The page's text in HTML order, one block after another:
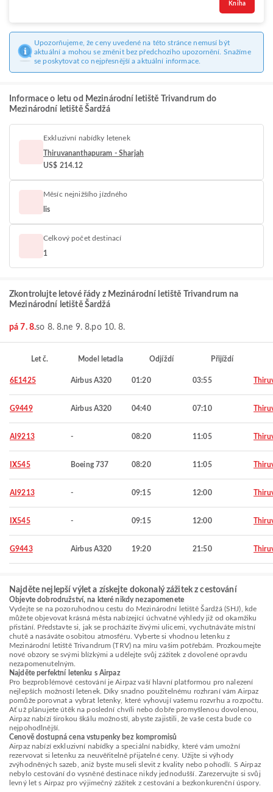
Kniha
Upozorňujeme, že ceny uvedené na této stránce nemusí být
aktuální a mohou se změnit bez předchozího upozornění. Snažíme
se poskytovat co nejpřesnější a aktuální informace.
Informace o letu od Mezinárodní letiště Trivandrum do
Mezinárodní letiště Šardžá
Exkluzivní nabídky letenek
Thiruvananthapuram - Sharjah
US$ 214.12
Měsíc nejnižšího jízdného
lis
Celkový počet destinací
1
Zkontrolujte letové řády z Mezinárodní letiště Trivandrum na
Mezinárodní letiště Šardžá
pá 7. 8.so 8. 8.ne 9. 8.po 10. 8.
Let č. Model letadla Odjíždí Přijíždí
6E1425 Airbus A320 01:20 03:55
G9449 Airbus A320 04:40 07:10
AI9213 - 08:20 11:05
IX545 Boeing 737 08:20 11:05
AI9213 - 09:15 12:00
IX545 - 09:15 12:00
G9443 Airbus A320 19:20 21:50
Najděte nejlepší výlet a získejte dokonalý zážitek z cestování
Objevte dobrodružství, na které nikdy nezapomenete
Vydejte se na pozoruhodnou cestu do Mezinárodní letiště Šardžá (SHJ), kde
můžete objevovat krásná města nabízející úchvatné výhledy již od okamžiku
přistání. Představte si, jak se procházíte živými ulicemi, vychutnáváte místní
chutě a nasáváte osobitou atmosféru. Vyberte si vhodnou letenku z
Mezinárodní letiště Trivandrum (TRV) na míru vašim potřebám. Prozkoumejte
nové obzory se svými blízkými a udělejte svůj zážitek z dovolené opravdu
nezapomenutelným.
Najděte perfektní letenku s Airpaz
Pro bezproblémové cestování je Airpaz vaší hlavní platformou pro nalezení
nejlepších možností letenek. Díky snadno použitelnému rozhraní vám Airpaz
pomůže porovnat a vybrat letenky, které vyhovují vašemu rozvrhu a rozpočtu.
Ať už plánujete útěk na poslední chvíli nebo dobře promyšlenou dovolenou,
Airpaz nabízí širokou škálu možností, abyste zajistili, že vaše cesta bude co
nejpohodlnější.
Cenově dostupná cena vstupenky bez kompromisů
Airpaz nabízí exkluzivní nabídky a speciální nabídky, které vám umožní
rezervovat si letenku za neuvěřitelně přijatelné ceny. Užijte si výhody
zvýhodněných sazeb, aniž byste museli slevit z kvality nebo pohodlí. S Airpaz
nebylo cestování do vysněné destinace nikdy jednodušší. Zarezervujte si svůj
levný let s Airpaz pro výjimečný zážitek z cestování a bezkonkurenční úspory.